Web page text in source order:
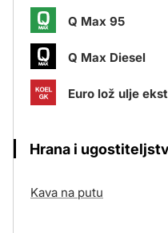
Q Max 95
Q Max Diesel
Euro lož ulje
Hrana i
Kava na putu